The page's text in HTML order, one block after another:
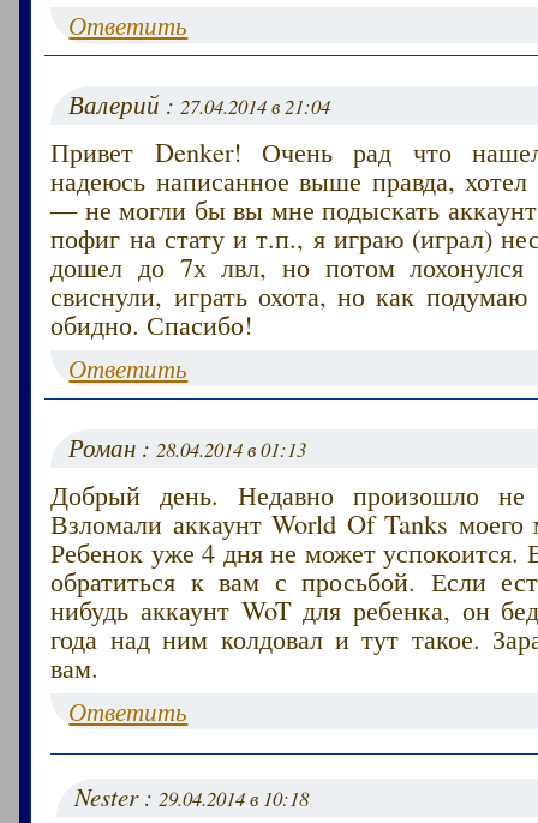
Ответить
Валерий :27.04.2014 в 21:04
Привет Denker! Очень рад что
надеюсь написанное выше правда,
— не могли бы вы мне подыскать
пофиг на стату и т.п., я играю (играл)
дошел до 7х лвл, но потом
свиснули, играть охота, но как подумаю
обидно. Спасибо!
Ответить
Роман :28.04.2014 в 01:13
Добрый день. Недавно произошло не
Взломали аккаунт World Of Tanks
Ребенок уже 4 дня не может успокоится.
обратиться к вам с просьбой. Если
нибудь аккаунт WoT для ребенка, он
года над ним колдовал и тут такое.
вам.
Ответить
Nester :29.04.2014 в 10:18